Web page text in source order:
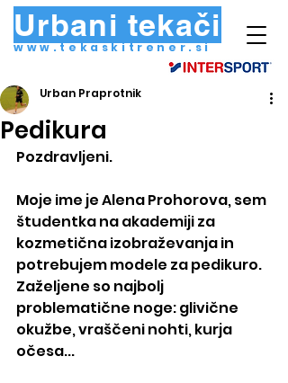
Urbani tekači
www.tekaskitrener.si
Pedikura
Urban Praprotnik
Pozdravljeni.
Moje ime je Alena Prohorova, sem
študentka na akademiji za
kozmetična izobraževanja in
potrebujem modele za pedikuro.
Zaželjene so najbolj
problematične noge: glivične
okužbe, vraščeni nohti, kurja
očesa...